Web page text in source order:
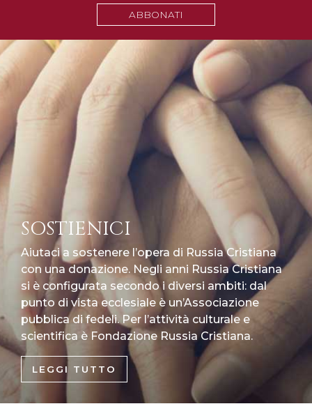
ABBONATI
SOSTIENICI
Aiutaci a sostenere l’opera di Russia Cristiana
con una donazione. Negli anni Russia Cristiana
si è configurata secondo i diversi ambiti: dal
punto di vista ecclesiale è un’Associazione
pubblica di fedeli. Per l’attività culturale e
scientifica è Fondazione Russia Cristiana.
LEGGI TUTTO